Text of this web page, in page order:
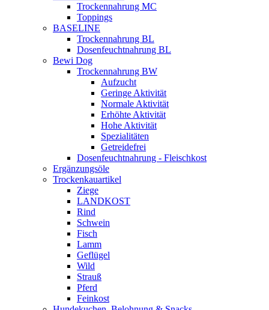
Trockennahrung MC
Toppings
BASELINE
Trockennahrung BL
Dosenfeuchtnahrung BL
Bewi Dog
Trockennahrung BW
Aufzucht
Geringe Aktivität
Normale Aktivität
Erhöhte Aktivität
Hohe Aktivität
Spezialitäten
Getreidefrei
Dosenfeuchtnahrung - Fleischkost
Ergänzungsöle
Trockenkauartikel
Ziege
LANDKOST
Rind
Schwein
Fisch
Lamm
Geflügel
Wild
Strauß
Pferd
Feinkost